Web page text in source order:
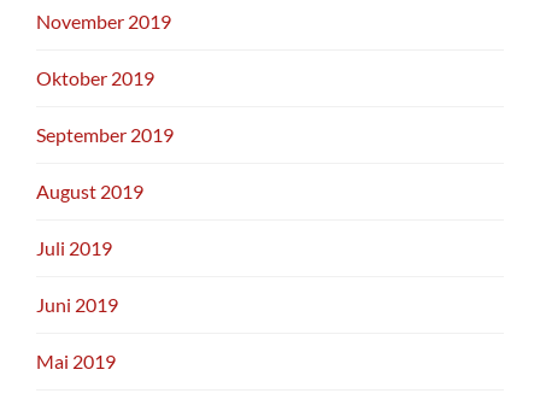
November 2019
Oktober 2019
September 2019
August 2019
Juli 2019
Juni 2019
Mai 2019